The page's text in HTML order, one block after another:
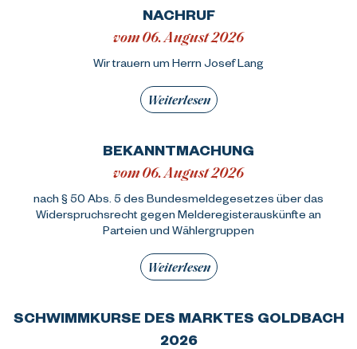
NACHRUF
vom 06. August 2026
Wir trauern um Herrn Josef Lang
Weiterlesen
BEKANNTMACHUNG
vom 06. August 2026
nach § 50 Abs. 5 des Bundesmeldegesetzes über das
Widerspruchsrecht gegen Melderegisterauskünfte an
Parteien und Wählergruppen
Weiterlesen
SCHWIMMKURSE DES MARKTES GOLDBACH
2026